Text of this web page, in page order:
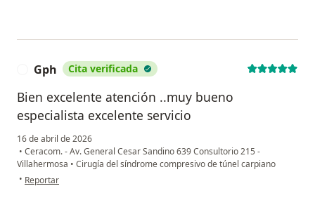
Gph Cita verificada
Bien excelente atención ..muy bueno
especialista excelente servicio
16 de abril de 2026
• Ceracom. - Av. General Cesar Sandino 639 Consultorio 215 -
Villahermosa • Cirugía del síndrome compresivo de túnel carpiano
• en opinión del usuario Gph
Reportar